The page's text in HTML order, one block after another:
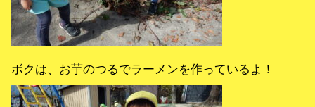
ボクは、お芋のつるでラーメンを作っているよ！